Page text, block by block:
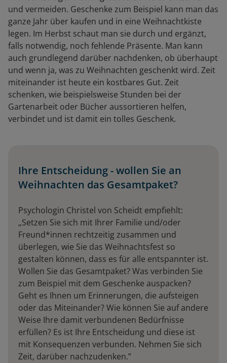
und vermeiden. Geschenke zum Beispiel kann man das
ganze Jahr über kaufen und in eine Weihnachtkiste
legen. Im Herbst schaut man sie durch und ergänzt,
falls notwendig, noch fehlende Präsente. Man kann
auch grundlegend darüber nachdenken, ob überhaupt
und wenn ja, was zu Weihnachten geschenkt wird. Zeit
miteinander ist heute ein kostbares Gut. Zeit
schenken, wie beispielsweise Stunden bei der
Gartenarbeit oder Bücher aussortieren helfen,
verbindet und ist damit ein tolles Geschenk.
Ihre Entscheidung - wollen Sie an
Weihnachten das Gesamtpaket?
Psychologin Christel von Scheidt empfiehlt:
„Setzen Sie sich mit Ihrer Familie und/oder
Freund*innen rechtzeitig zusammen und
überlegen, wie Sie das Weihnachtsfest so
gestalten können, dass es für alle entspannter ist.
Wollen Sie das Gesamtpaket? Was verbinden Sie
zum Beispiel mit dem Geschenke auspacken?
Geht es Ihnen um Erinnerungen, die aufsteigen
oder das Miteinander? Wie können Sie auf andere
Weise Ihre damit verbundenen Bedürfnisse
erfüllen? Es ist Ihre Entscheidung und diese ist
mit Konsequenzen verbunden. Nehmen Sie sich
Zeit, darüber nachzudenken.”